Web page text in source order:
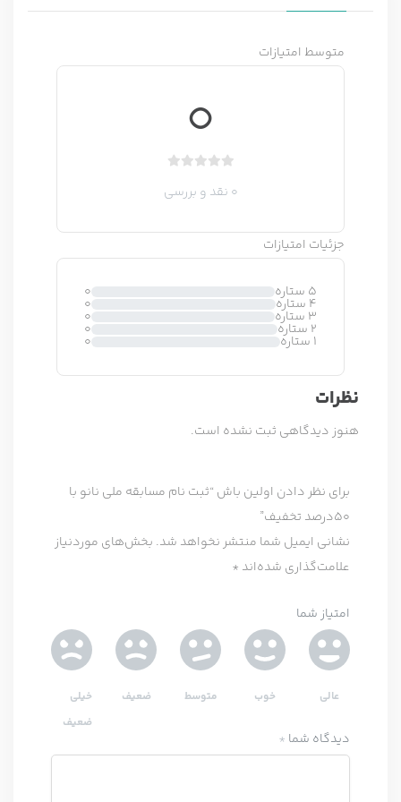
متوسط امتیازات
0
د
ن
0 نقد و بررسی
جزئیات امتیازات
5 ستاره 0
4 ستاره 0
3 ستاره 0
2 ستاره 0
1 ستاره 0
نظرات
هنوز دیدگاهی ثبت نشده است.
برای نظر دادن اولین باش “ثبت نام مسابقه ملی نانو با
50درصد تخفیف”
نشانی ایمیل شما منتشر نخواهد شد. بخش‌های موردنیاز
علامت‌گذاری شده‌اند *
امتیاز شما
خیلی
ضعیف
ضعیف متوسط خوب عالی
دیدگاه شما *